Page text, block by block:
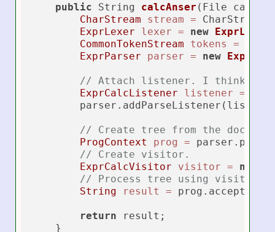
public String calcAnser (File
CharStream
stream =
ExprLexer
lexer = new ExprLexer
CommonTokenStream
tokens =
ExprParser
parser = new
// Attach listener. I think
ExprCalcListener
listener =
// Create tree from the
ProgContext
prog =
// Create visitor.
ExprCalcVisitor
visitor = new
// Process tree using visitor.
String
result =
return result;
    }